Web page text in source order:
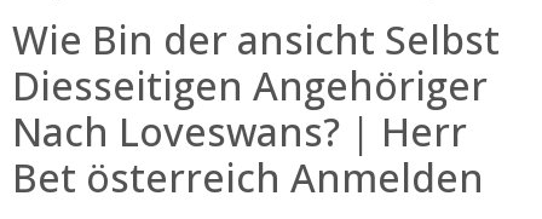
Wie Bin der ansicht Selbst
Diesseitigen Angehöriger
Nach Loveswans? | Herr
Bet österreich Anmelden